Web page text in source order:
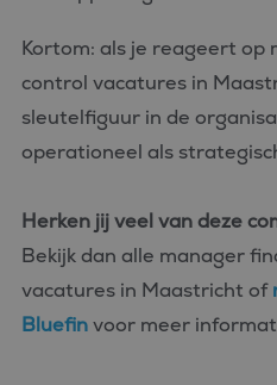
Kortom: als je reageert op
control vacatures in
sleutelfiguur in de
operationeel als
Herken jij veel van deze
Bekijk dan alle manager
vacatures in Maastricht of
Bluefinvoor meer